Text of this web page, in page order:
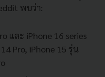
พบว่า:
และ iPhone 16 series
Pro, iPhone 15 รุ่น